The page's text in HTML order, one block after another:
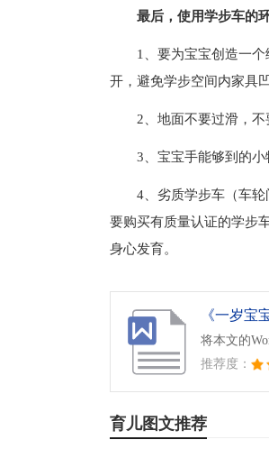
最后，使用学步车的
1、要为宝宝创造一
开，避免学步空间内家具
2、地面不要过滑，不
3、宝宝手能够到的小
4、劣质学步车（车
要购买有质量认证的学步
身心发育。
《一岁宝
将本文的
推荐度：
育儿图文推荐